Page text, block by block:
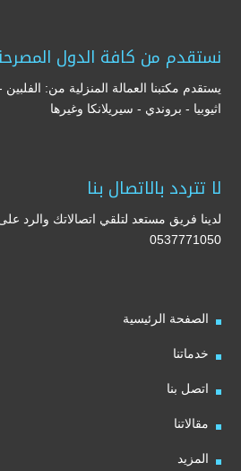
نستقدم من كافة الدول
يستقدم مكتبنا العمالة المنزلية من:
اثيوبيا - بروندي - سيريلانكا وغيرها
لا تتردد بالاتصال بنا
لدينا فريق مستعد لتلقي اتصالاتك والرد
0537771050
الصفحة الرئيسية
خدماتنا
اتصل بنا
مقالاتنا
المزيد